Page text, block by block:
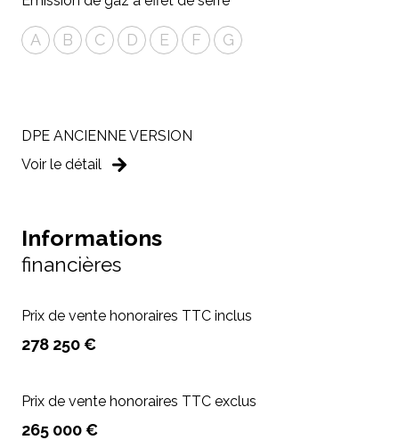
A B C D E F G
DPE ANCIENNE VERSION
Voir le détail
Informations
financières
Prix de vente honoraires TTC inclus
278 250 €
Prix de vente honoraires TTC exclus
265 000 €